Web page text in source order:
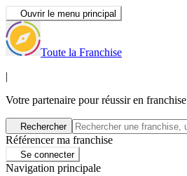
Ouvrir le menu principal
Toute la Franchise
|
Votre partenaire pour réussir en franchise
Rechercher
Référencer ma franchise
Se connecter
Navigation principale